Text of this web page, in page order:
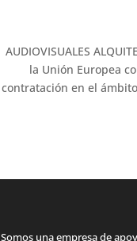
AUDIOVISUALES
la Unión Europea
contratación en el
Somos una empresa de